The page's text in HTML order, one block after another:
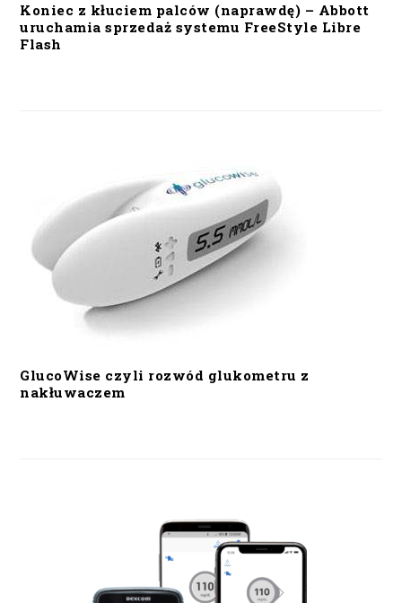
Koniec z kłuciem palców (naprawdę) – Abbott
uruchamia sprzedaż systemu FreeStyle Libre
Flash
GlucoWise czyli rozwód glukometru z
nakłuwaczem